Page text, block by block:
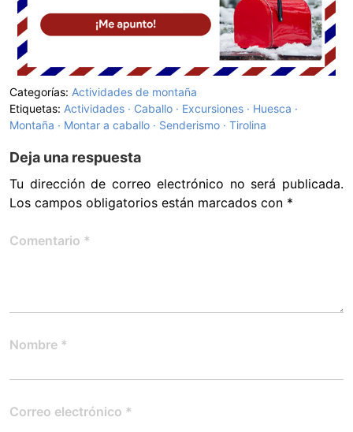
Categorías: Actividades de montaña
Etiquetas: Actividades Caballo Excursiones
Huesca
Montaña
Montar a caballo Senderismo Tirolina
Deja una respuesta
Tu dirección de correo electrónico no será publicada.
Los campos obligatorios están marcados con *
Comentario *
Nombre *
Correo electrónico *